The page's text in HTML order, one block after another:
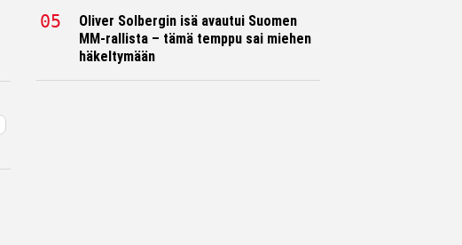
Oliver Solbergin isä avautui Suomen
MM-rallista – tämä temppu sai miehen
häkeltymään